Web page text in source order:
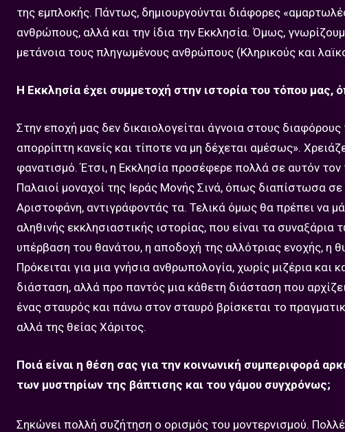
της εμπλοκής. Πάντως, δημιουργούνται διάφορες
ανθρώπους, αλλά και την ίδια την Εκκλησία. Όμως,
μετάνοια τους πληγωμένους ανθρώπους (Κληρικούς και
Η Εκκλησία έχει συμμετοχή στην ιστορία του τόπου μας,
Στην εποχή μας δεν δικαιολογείται άγνοια στους
απορρίπτη κανείς και τίποτε να μη δέχεται αμέσως».
φανατισμό. Έτσι, η Εκκλησία προσέφερε πολλά σε αυτόν
Παλαιοί μοναχοί της Ιεράς Μονής Σινά, όπως διαπίστωσα
Αριστοφάνη, αντιγράφοντάς τα. Τελικά όμως θα πρέπει να
αληθινής εκκλησιαστικής ιστορίας, που είναι τα
υπέρβαση του θανάτου, η αποδοχή της αλλότριας ενοχής,
Πρόκειται για μια γνήσια ανθρωπολογία, χωρίς μιζέρια και
διάσταση, αλλά προ παντός μια κάθετη διάσταση που
ένας σταυρός και πάνω στον σταυρό βρίσκεται το
αλλά της θείας Χάριτος.
Ποιά είναι η θέση σας για την κοινωνική συμπεριφορά
των μυστηρίων της βάπτισης και του γάμου συγχρόνως;
Σηκώνει πολλή συζήτηση ο ορισμός του μοντερνισμού.